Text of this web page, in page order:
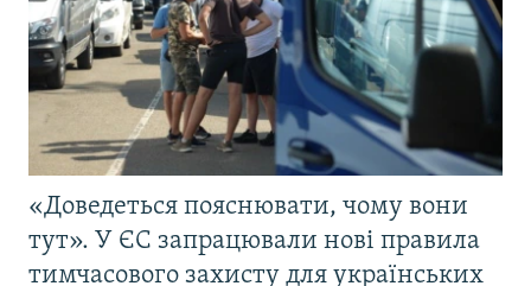
«Доведеться пояснювати, чому вони
тут». У ЄС запрацювали нові правила
тимчасового захисту для українських